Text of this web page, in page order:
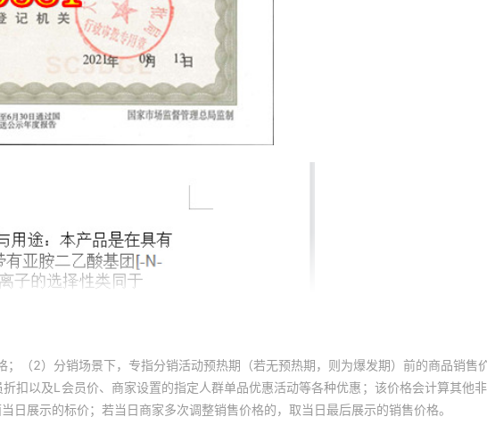
（2）分销场景下，专指分销活动预热期（若无预热期，则为爆发期）前的商品销售
扣以及L会员价、商家设置的指定人群单品优惠活动等各种优惠；该价格会计算其他
展示的标价；若当日商家多次调整销售价格的，取当日最后展示的销售价格。